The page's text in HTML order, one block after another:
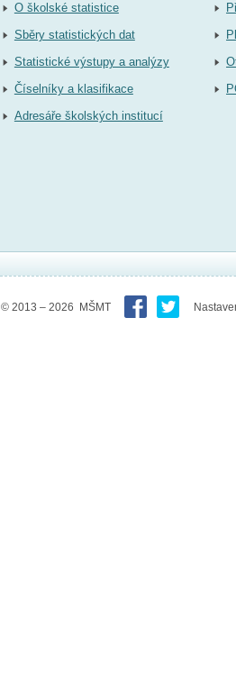
O školské statistice
Sběry statistických dat
Statistické výstupy a analýzy
Číselníky a klasifikace
Adresáře školských institucí
© 2013 – 2026 MŠMT